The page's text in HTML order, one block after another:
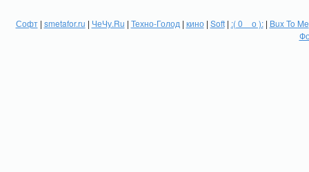
Софт| smetafor.ru | ЧеЧу.Ru | Техно-Голод | кино| Soft| :( 0 _ о ):| Bux To Me